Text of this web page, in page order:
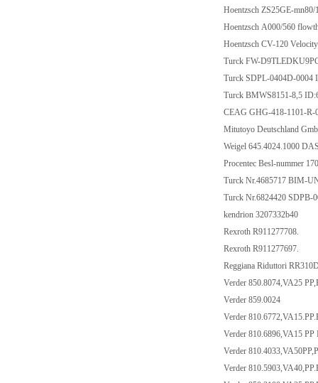
Hoentzsch ZS25GE-
Hoentzsch A000/560
Hoentzsch CV-120
Turck FW-
Turck SDPL-0404D-0004
Turck BMWS8151-8,5
CEAG GHG-418-1101-R-
Mitutoyo Deutschland
Weigel 645.4024.1000
Procentec Besl-nummer
Turck Nr.4685717 BIM-
Turck Nr.6824420 SDPB-
kendrion 3207332b40
Rexroth R911277708.
Rexroth R911277697.
Reggiana Riduttori
Verder 850.8074,VA25
Verder 859.0024
Verder
Verder 810.6896,VA15
Verder
Verder